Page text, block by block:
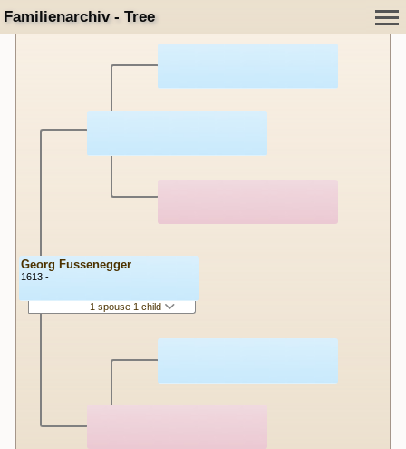
Familienarchiv - Tree
Georg Fussenegger
1613 -
1 spouse 1 child